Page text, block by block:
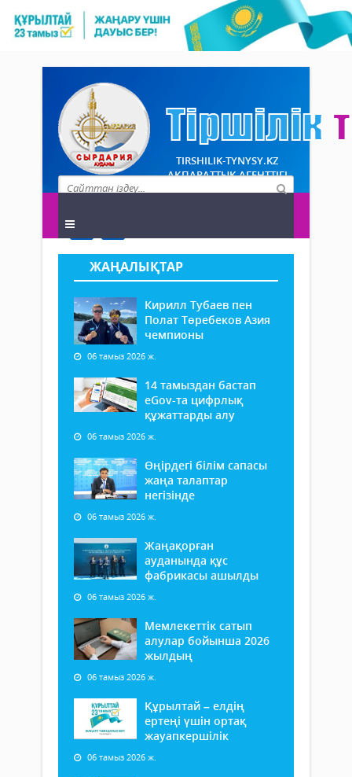
TIRSHILIK-TYNYSY.KZ
АҚПАРАТТЫҚ АГЕНТТІГІ
ЖАҢАЛЫҚТАР
Кирилл Тубаев пен
Полат Төребеков Азия
чемпионы
06 тамыз 2026 ж.
14 тамыздан бастап
еGov-та цифрлық
құжаттарды алу
06 тамыз 2026 ж.
Өңірдегі білім сапасы
жаңа талаптар
негізінде
06 тамыз 2026 ж.
Жаңақорған
ауданында құс
фабрикасы ашылды
06 тамыз 2026 ж.
Мемлекеттік сатып
алулар бойынша 2026
жылдың
06 тамыз 2026 ж.
Құрылтай – елдің
ертеңі үшін ортақ
жауапкершілік
06 тамыз 2026 ж.